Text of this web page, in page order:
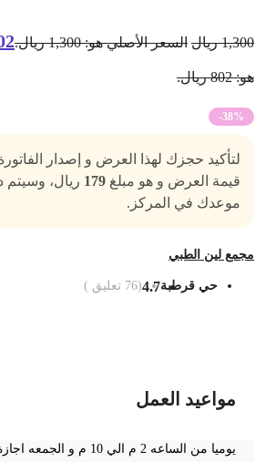
ريال السعر الأصلي هو: 1,300 ريال. 802
-38%
لتأكيد حجزك لهذا العرض و إصدار الفاتورة
قيمة العرض و هو مبلغ179 ريال، وسيتم دفع
موعدك في المركز.
لين الطبي
حي قرطبة4.7
(
76تعليق )
مواعيد العمل
يوميا من الساعه 2 م الي 10 م و الجمعه اجازة